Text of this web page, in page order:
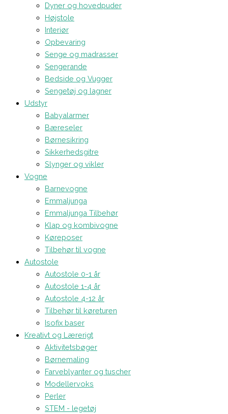
Dyner og hovedpuder
Højstole
Interiør
Opbevaring
Senge og madrasser
Sengerande
Bedside og Vugger
Sengetøj og lagner
Udstyr
Babyalarmer
Bæreseler
Børnesikring
Sikkerhedsgitre
Slynger og vikler
Vogne
Barnevogne
Emmaljunga
Emmaljunga Tilbehør
Klap og kombivogne
Køreposer
Tilbehør til vogne
Autostole
Autostole 0-1 år
Autostole 1-4 år
Autostole 4-12 år
Tilbehør til køreturen
Isofix baser
Kreativt og Lærerigt
Aktivitetsbøger
Børnemaling
Farveblyanter og tuscher
Modellervoks
Perler
STEM - legetøj